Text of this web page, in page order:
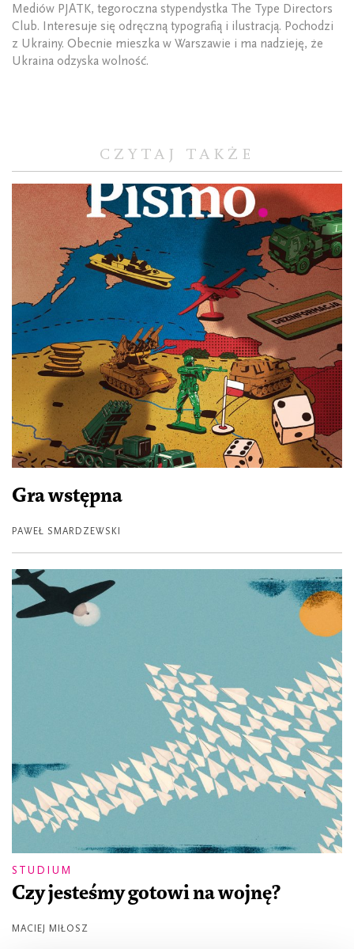
Mediów PJATK, tegoroczna stypendystka The Type Directors
Club. Interesuje się odręczną typografią i ilustracją. Pochodzi
z Ukrainy. Obecnie mieszka w Warszawie i ma nadzieję, że
Ukraina odzyska wolność.
CZYTAJ TAKŻE
Gra wstępna
PAWEŁ SMARDZEWSKI
STUDIUM
Czy jesteśmy gotowi na wojnę?
MACIEJ MIŁOSZ